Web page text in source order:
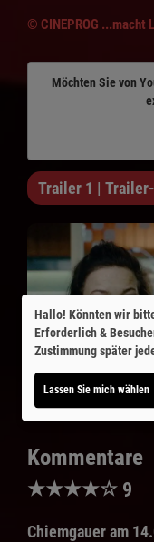
© CINEPROG ...macht
Möchten Sie von
Trailer 1 |
Kommentare
★★★★☆ 9
Chiemgaueram
Hallo! Könnten wir
Erforderlich &
Zustimmung später
Lassen Sie mich wählen